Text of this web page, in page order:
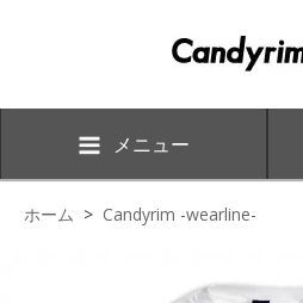
メニュー
ホーム > Candyrim -wearline-